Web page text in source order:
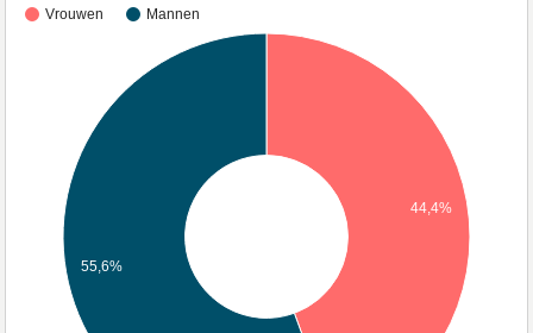
Vrouwen Mannen
44,4%
55,6%